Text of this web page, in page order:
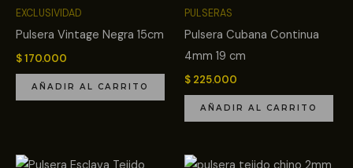
EXCLUSIVIDAD
Pulsera Vintage Negra 15cm
$170.000
AÑADIR AL CARRITO
PULSERAS
Pulsera Cubana Continua
4mm 19 cm
$ 225.000
AÑADIR AL CARRITO